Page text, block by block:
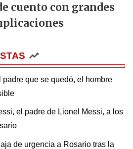
cuento con grandes
padre que se quedó, el hombre
el padre de Lionel Messi, a los
de urgencia a Rosario tras la